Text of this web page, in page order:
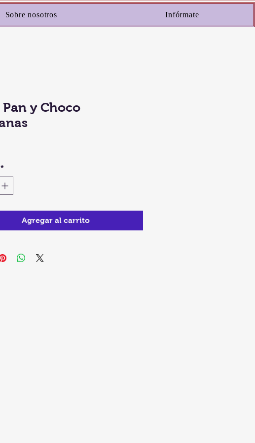
Sobre nosotros Infórmate
y Choco
*
Agregar al carrito